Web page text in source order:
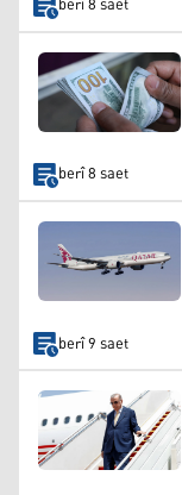
berî 8 saet
berî 9 saet